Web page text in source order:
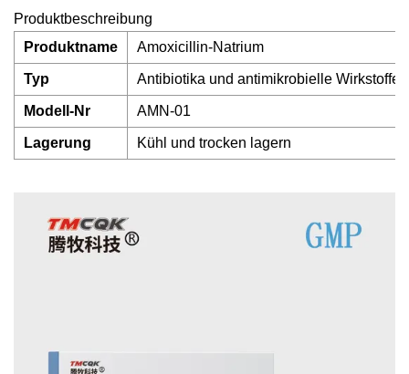
Produktbeschreibung
Produktname
Amoxicillin-Natrium
Typ Antibiotika und antimikrobielle Wirkstoffe
Modell-Nr AMN-01
Lagerung Kühl und trocken lagern